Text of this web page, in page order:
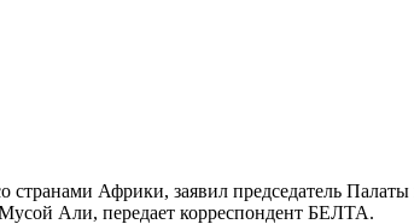
Африки, заявил председатель
Али, передает корреспондент БЕЛТА.